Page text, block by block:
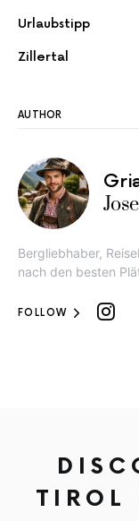
Urlaubstipp
Zillertal
AUTHOR
Bergliebhaber,
nach den besten
FOLLOW
TIROL